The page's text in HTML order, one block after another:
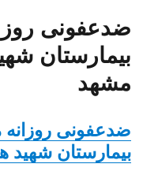
ضدعفونی
بیمارستان
مشهد
ضدعفونی
بیمارستان شهید